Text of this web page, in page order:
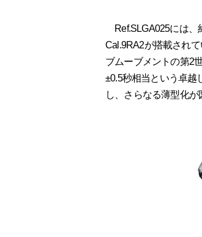
Ref.SLGA025には、
Cal.9RA2が搭載され
ブムーブメントの第2
±0.5秒相当という卓越
し、さらなる薄型化が